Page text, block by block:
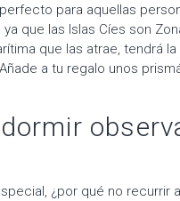
para aquellas
que las Islas Cíes son
que las atrae, tendrá
a tu regalo unos
¿por qué no recurrir